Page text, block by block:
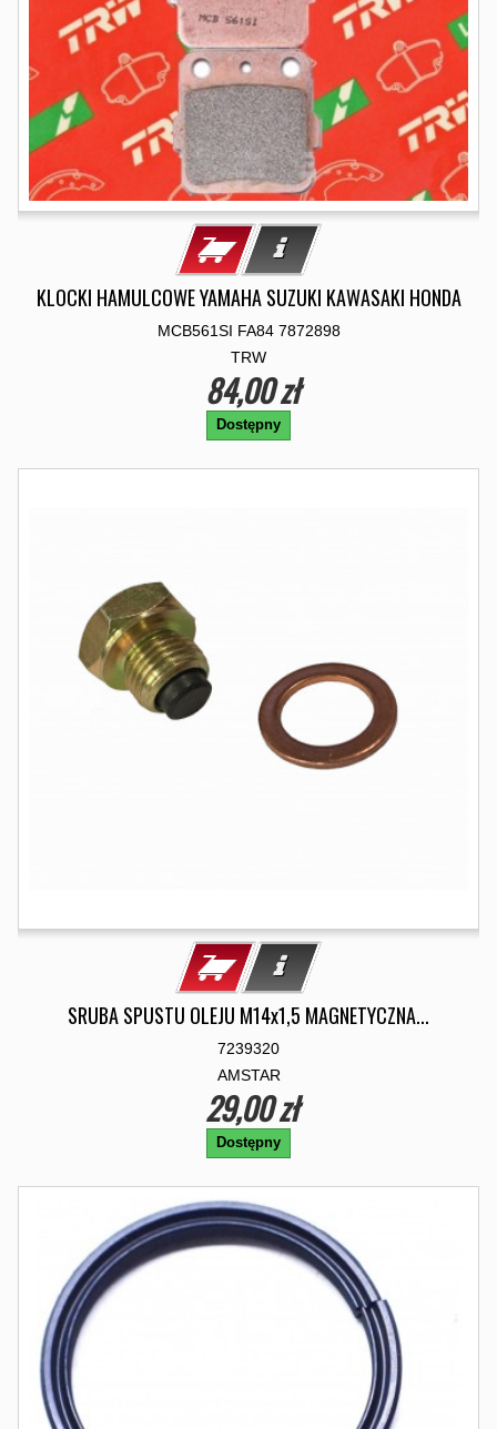
KLOCKI HAMULCOWE YAMAHA SUZUKI KAWASAKI HONDA
MCB561SI FA84 7872898
TRW
84,00 zł
Dostępny
SRUBA SPUSTU OLEJU M14x1,5 MAGNETYCZNA...
7239320
AMSTAR
29,00 zł
Dostępny